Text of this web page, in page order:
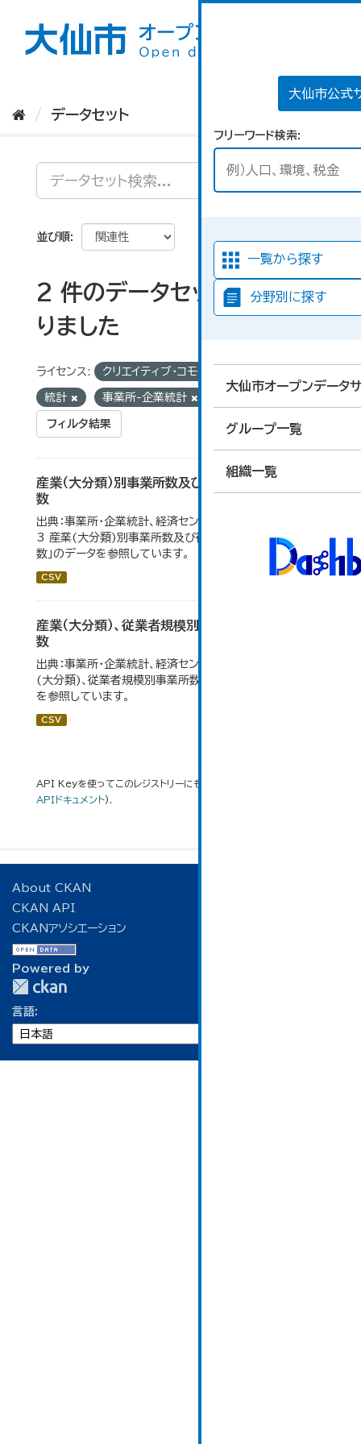
大仙市公式
フリーワード検索
一覧から探す
分野別に探す
大仙市オープンデータ
グループ一覧
組織一覧
データセット
並び順
2 件のデータセットが見つか
りました
ライセンス: クリエイティブ・コモンズ 表示
統計 事業所-企業統計
フィルタ結果
産業（大分類）別事業所数及び従業の地位別従業者
数
出典：事業所・企業統計、経済センサス。 大仙市の統計「4-
3 産業(大分類)別事業所数及び従業上の地位別従業者
数」のデータを参照しています。
CSV
産業（大分類）、従業者規模別事業所数及び従業者
数
出典：事業所・企業統計、経済センサス。大仙市の統計「産業
(大分類)、従業者規模別事業所数及び従業者数」のデータ
を参照しています。
CSV
API Keyを使ってこのレジストリーにもアクセス可能です
APIドキュメント).
About CKAN
CKAN API
CKANアソシエーション
Powered by
言語